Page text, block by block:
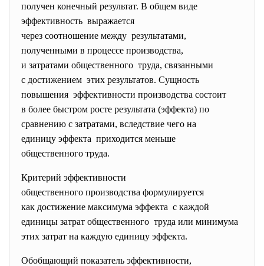
получен конечный результат. В общем виде
эффективность выражается
через соотношение между результатами,
полученными в процессе производства,
и затратами общественного труда, связанными
с достижением этих результатов. Сущность
повышения эффективности производства состоит
в более быстром росте результата (эффекта) по
сравнению с затратами, вследствие чего на
единицу эффекта приходится меньше
общественного труда.
Критерий эффективности
общественного производства формулируется
как достижение максимума эффекта с каждой
единицы затрат общественного труда или минимума
этих затрат на каждую единицу эффекта.
Обобщающий показатель эффективности,